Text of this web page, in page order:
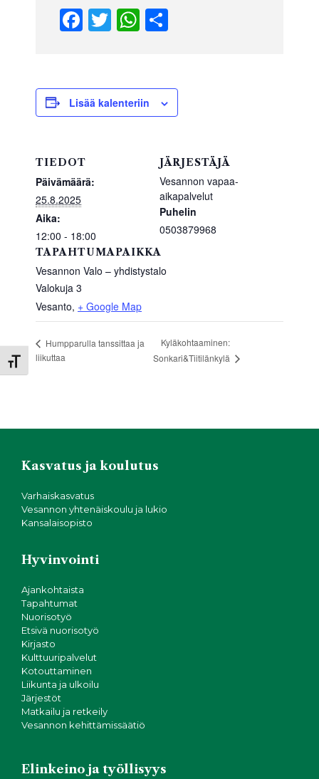
Toggle Font size
F
a
e
b
o
k
T
wi
er
W
h
s
A
e
Lisää kalenteriin
TIEDOT
Päivämäärä:
25.8.2025
Aika:
12:00 - 18:00
TAPAHTUMAPAIKKA
Vesannon Valo – yhdistystalo
Valokuja 3
Vesanto, + Google Map
JÄRJESTÄJÄ
Vesannon vapaa-
aikapalvelut
Puhelin
0503879968
Humpparulla tanssittaa ja
liikuttaa
Kyläkohtaaminen:
Sonkari&Tiitilänkylä
Kasvatus ja koulutus
Varhaiskasvatus
Vesannon yhtenäiskoulu ja lukio
Kansalaisopisto
Hyvinvointi
Ajankohtaista
Tapahtumat
Nuorisotyö
Etsivä nuorisotyö
Kirjasto
Kulttuuripalvelut
Kotouttaminen
Liikunta ja ulkoilu
Järjestöt
Matkailu ja retkeily
Vesannon kehittämissäätiö
Elinkeino ja työllisyys